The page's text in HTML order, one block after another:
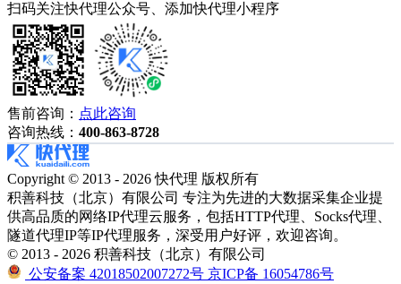
扫码关注快代理公众号、添加快代理小程序
售前咨询： 点此咨询
咨询热线： 400-863-8728
Copyright © 2013 - 2026 快代理 版权所有
积善科技（北京）有限公司 专注为先进的大数据采集企业提
供高品质的网络IP代理云服务，包括HTTP代理、Socks代理、
隧道代理IP等IP代理服务，深受用户好评，欢迎咨询。
© 2013 - 2026 积善科技（北京）有限公司
公安备案 42018502007272号 京ICP备 16054786号